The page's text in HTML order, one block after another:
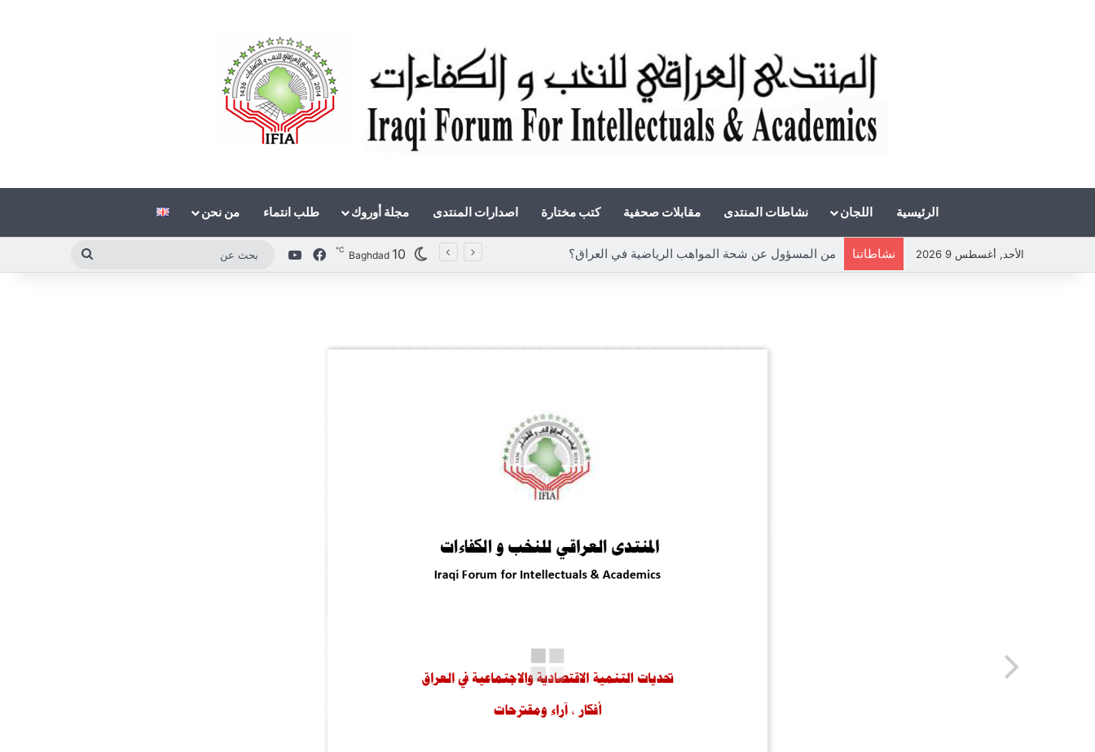
الرئيسية اللجان نشاطات المنتدى مقابلات صحفية كتب مختارة اصدارات المنتدى مجلة أوروك طلب انتماء من نحن
الأحد, أغسطس 9 2026 نشاطاتنا من المسؤول عن شحة المواهب الرياضية في العراق؟ Baghdad 10
℃ فيسبوك‫YouTube